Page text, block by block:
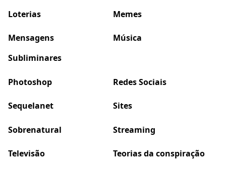
Loterias Memes
Mensagens
Subliminares
Música
Photoshop Redes Sociais
Sequelanet Sites
Sobrenatural Streaming
Televisão Teorias da conspiração